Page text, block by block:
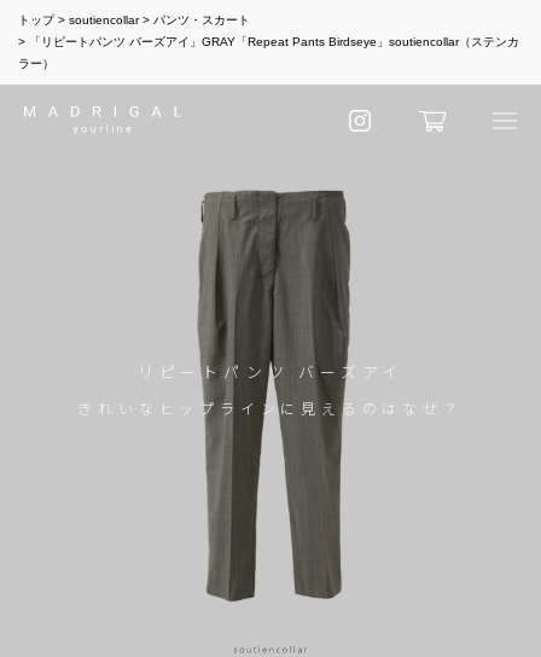
トップ soutiencollar
パンツ・スカート
「リピートパンツ バーズアイ」GRAY「Repeat Pants Birdseye」soutiencollar（ステンカ
ラー）
リピートパンツ バーズアイ
きれいなヒップラインに見えるのはなぜ？